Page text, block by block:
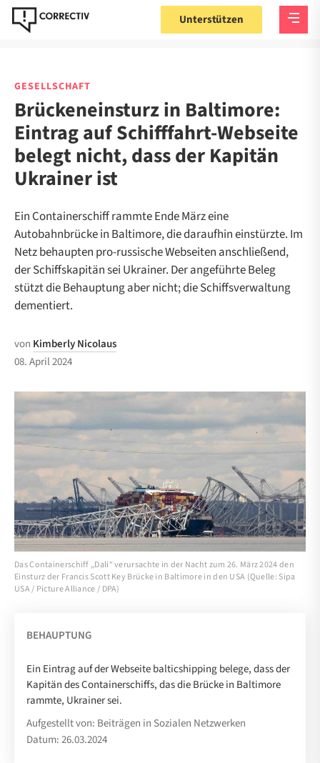
Unterstützen
GESELLSCHAFT
Brückeneinsturz in Baltimore:
Eintrag auf Schifffahrt-Webseite
belegt nicht, dass der Kapitän
Ukrainer ist
Ein Containerschiff rammte Ende März eine
Autobahnbrücke in Baltimore, die daraufhin einstürzte. Im
Netz behaupten pro-russische Webseiten anschließend,
der Schiffskapitän sei Ukrainer. Der angeführte Beleg
stützt die Behauptung aber nicht; die Schiffsverwaltung
dementiert.
von Kimberly Nicolaus
08. April 2024
Das Containerschiff „Dali“ verursachte in der Nacht zum 26. März 2024 den
Einsturz der Francis Scott Key Brücke in Baltimore in den USA (Quelle: Sipa
USA / Picture Alliance / DPA)
BEHAUPTUNG
Ein Eintrag auf der Webseite balticshipping belege, dass der
Kapitän des Containerschiffs, das die Brücke in Baltimore
rammte, Ukrainer sei.
Aufgestellt von: Beiträgen in Sozialen Netzwerken
Datum: 26.03.2024